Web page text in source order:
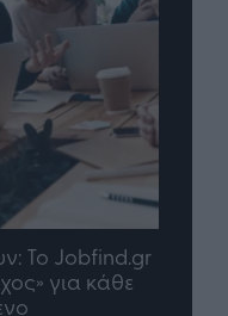
το
στην εποχή του AI